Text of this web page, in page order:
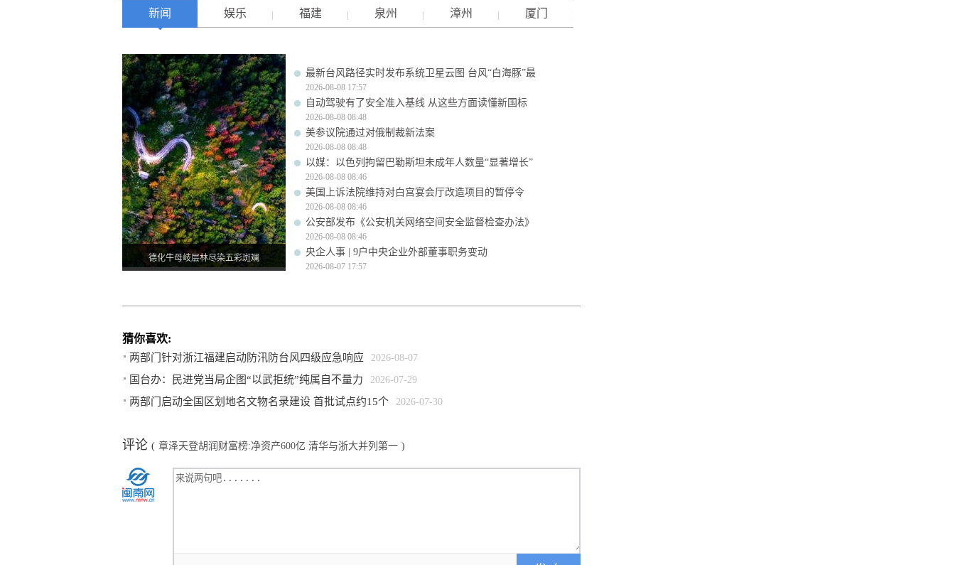
新闻 娱乐 福建 泉州 漳州 厦门
德化牛母岐层林尽染五彩斑斓
最新台风路径实时发布系统卫星云图 台风“白海豚”最
2026-08-08 17:57
自动驾驶有了安全准入基线 从这些方面读懂新国标
2026-08-08 08:48
美参议院通过对俄制裁新法案
2026-08-08 08:48
以媒：以色列拘留巴勒斯坦未成年人数量“显著增长”
2026-08-08 08:46
美国上诉法院维持对白宫宴会厅改造项目的暂停令
2026-08-08 08:46
公安部发布《公安机关网络空间安全监督检查办法》
2026-08-08 08:46
央企人事 | 9户中央企业外部董事职务变动
2026-08-07 17:57
猜你喜欢:
两部门针对浙江福建启动防汛防台风四级应急响应 2026-08-07
国台办：民进党当局企图“以武拒统”纯属自不量力 2026-07-29
两部门启动全国区划地名文物名录建设 首批试点约15个 2026-07-30
评论 ( 章泽天登胡润财富榜:净资产600亿 清华与浙大并列第一 )